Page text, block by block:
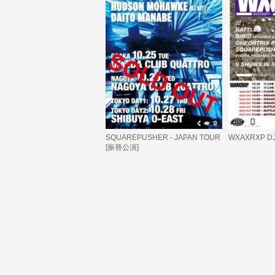
SQUAREPUSHER - JAPAN TOUR
[振替公演]
WXAXRXP